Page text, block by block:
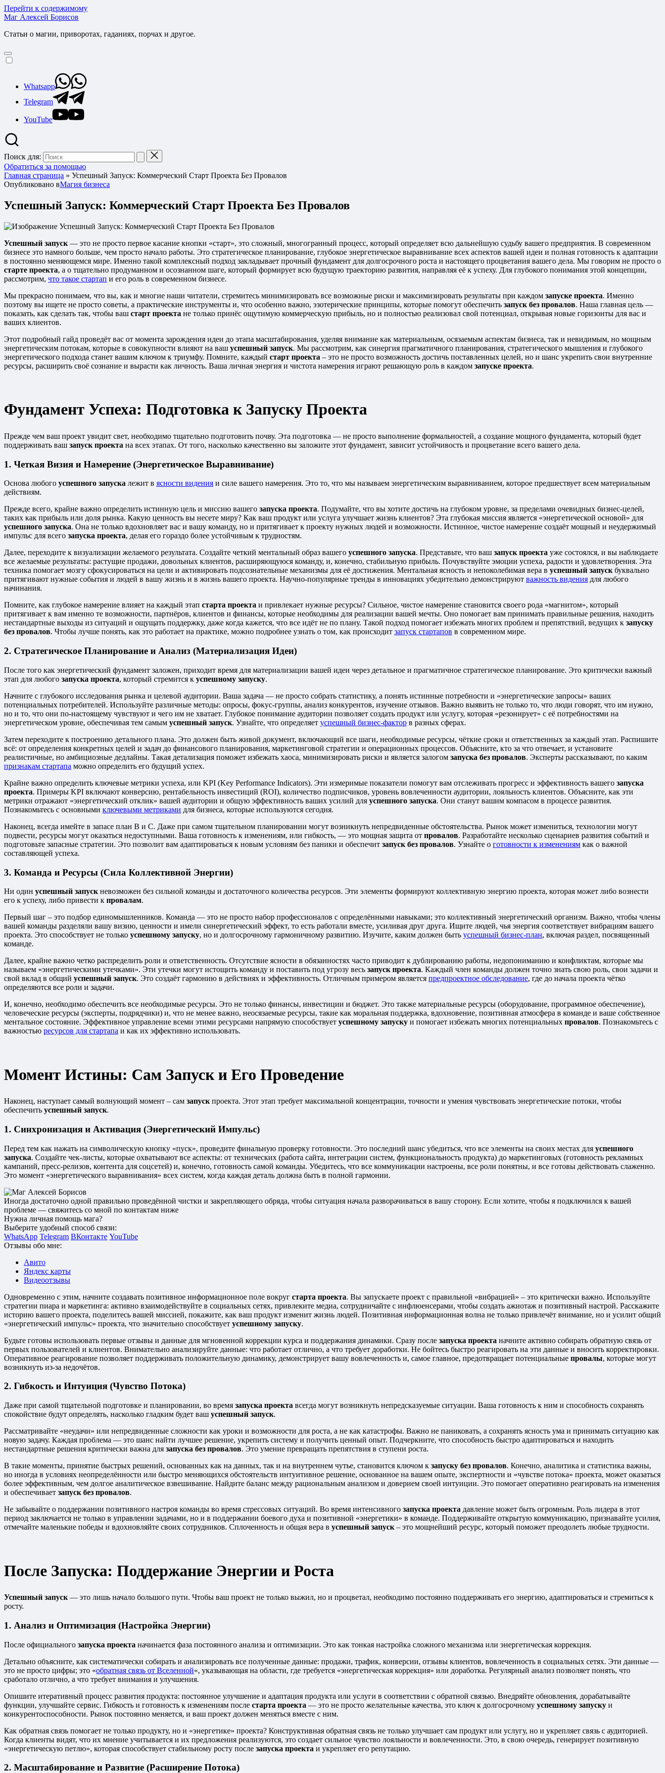
Перейти к содержимому
Маг Алексей Борисов
Статьи о магии, приворотах, гаданиях, порчах и другое.
Whatsapp
Telegram
YouTube
Поиск для:
Обратиться за помощью
Главная страница » Успешный Запуск: Коммерческий Старт Проекта Без Провалов
Опубликовано вМагия бизнеса
Успешный Запуск: Коммерческий Старт Проекта Без Провалов
Успешный запуск — это не просто первое касание кнопки «старт», это сложный, многогранный процесс, который определяет всю дальнейшую судьбу вашего предприятия. В современном
бизнесе это намного больше, чем просто начало работы. Это стратегическое планирование, глубокое энергетическое выравнивание всех аспектов вашей идеи и полная готовность к адаптации
в постоянно меняющемся мире. Именно такой комплексный подход закладывает прочный фундамент для долгосрочного роста и настоящего процветания вашего дела. Мы говорим не просто о
старте проекта, а о тщательно продуманном и осознанном шаге, который формирует всю будущую траекторию развития, направляя её к успеху. Для глубокого понимания этой концепции,
рассмотрим, что такое стартап и его роль в современном бизнесе.
Мы прекрасно понимаем, что вы, как и многие наши читатели, стремитесь минимизировать все возможные риски и максимизировать результаты при каждом запуске проекта. Именно
поэтому вы ищете не просто советы, а практические инструменты и, что особенно важно, эзотерические принципы, которые помогут обеспечить запуск без провалов. Наша главная цель —
показать, как сделать так, чтобы ваш старт проекта не только принёс ощутимую коммерческую прибыль, но и полностью реализовал свой потенциал, открывая новые горизонты для вас и
ваших клиентов.
Этот подробный гайд проведёт вас от момента зарождения идеи до этапа масштабирования, уделяя внимание как материальным, осязаемым аспектам бизнеса, так и невидимым, но мощным
энергетическим потокам, которые в совокупности влияют на ваш успешный запуск. Мы рассмотрим, как синергия прагматичного планирования, стратегического мышления и глубокого
энергетического подхода станет вашим ключом к триумфу. Помните, каждый старт проекта – это не просто возможность достичь поставленных целей, но и шанс укрепить свои внутренние
ресурсы, расширить своё сознание и вырасти как личность. Ваша личная энергия и чистота намерения играют решающую роль в каждом запуске проекта.
Фундамент Успеха: Подготовка к Запуску Проекта
Прежде чем ваш проект увидит свет, необходимо тщательно подготовить почву. Эта подготовка — не просто выполнение формальностей, а создание мощного фундамента, который будет
поддерживать ваш запуск проекта на всех этапах. От того, насколько качественно вы заложите этот фундамент, зависит устойчивость и процветание всего вашего дела.
1. Четкая Визия и Намерение (Энергетическое Выравнивание)
Основа любого успешного запуска лежит в ясности видения и силе вашего намерения. Это то, что мы называем энергетическим выравниванием, которое предшествует всем материальным
действиям.
Прежде всего, крайне важно определить истинную цель и миссию вашего запуска проекта. Подумайте, что вы хотите достичь на глубоком уровне, за пределами очевидных бизнес-целей,
таких как прибыль или доля рынка. Какую ценность вы несете миру? Как ваш продукт или услуга улучшает жизнь клиентов? Эта глубокая миссия является «энергетической основой» для
успешного запуска. Она не только вдохновляет вас и вашу команду, но и притягивает к проекту нужных людей и возможности. Истинное, чистое намерение создаёт мощный и неудержимый
импульс для всего запуска проекта, делая его гораздо более устойчивым к трудностям.
Далее, переходите к визуализации желаемого результата. Создайте четкий ментальный образ вашего успешного запуска. Представьте, что ваш запуск проекта уже состоялся, и вы наблюдаете
все желаемые результаты: растущие продажи, довольных клиентов, расширяющуюся команду, и, конечно, стабильную прибыль. Почувствуйте эмоции успеха, радости и удовлетворения. Эта
техника помогает мозгу сфокусироваться на цели и активировать подсознательные механизмы для её достижения. Ментальная ясность и непоколебимая вера в успешный запуск буквально
притягивают нужные события и людей в вашу жизнь и в жизнь вашего проекта. Научно-популярные тренды в инновациях убедительно демонстрируют важность видения для любого
начинания.
Помните, как глубокое намерение влияет на каждый этап старта проекта и привлекает нужные ресурсы? Сильное, чистое намерение становится своего рода «магнитом», который
притягивает к вам именно те возможности, партнёров, клиентов и финансы, которые необходимы для реализации вашей мечты. Оно помогает вам принимать правильные решения, находить
нестандартные выходы из ситуаций и ощущать поддержку, даже когда кажется, что все идёт не по плану. Такой подход помогает избежать многих проблем и препятствий, ведущих к запуску
без провалов. Чтобы лучше понять, как это работает на практике, можно подробнее узнать о том, как происходит запуск стартапов в современном мире.
2. Стратегическое Планирование и Анализ (Материализация Идеи)
После того как энергетический фундамент заложен, приходит время для материализации вашей идеи через детальное и прагматичное стратегическое планирование. Это критически важный
этап для любого запуска проекта, который стремится к успешному запуску.
Начните с глубокого исследования рынка и целевой аудитории. Ваша задача — не просто собрать статистику, а понять истинные потребности и «энергетические запросы» ваших
потенциальных потребителей. Используйте различные методы: опросы, фокус-группы, анализ конкурентов, изучение отзывов. Важно выявить не только то, что люди говорят, что им нужно,
но и то, что они по-настоящему чувствуют и чего им не хватает. Глубокое понимание аудитории позволяет создать продукт или услугу, которая «резонирует» с её потребностями на
энергетическом уровне, обеспечивая тем самым успешный запуск. Узнайте, что определяет успешный бизнес-фактор в разных сферах.
Затем переходите к построению детального плана. Это должен быть живой документ, включающий все шаги, необходимые ресурсы, чёткие сроки и ответственных за каждый этап. Распишите
всё: от определения конкретных целей и задач до финансового планирования, маркетинговой стратегии и операционных процессов. Объясните, кто за что отвечает, и установите
реалистичные, но амбициозные дедлайны. Такая детализация поможет избежать хаоса, минимизировать риски и является залогом запуска без провалов. Эксперты рассказывают, по каким
признакам стартапа можно определить его будущий успех.
Крайне важно определить ключевые метрики успеха, или KPI (Key Performance Indicators). Эти измеримые показатели помогут вам отслеживать прогресс и эффективность вашего запуска
проекта. Примеры KPI включают конверсию, рентабельность инвестиций (ROI), количество подписчиков, уровень вовлеченности аудитории, лояльность клиентов. Объясните, как эти
метрики отражают «энергетический отклик» вашей аудитории и общую эффективность ваших усилий для успешного запуска. Они станут вашим компасом в процессе развития.
Познакомьтесь с основными ключевыми метриками для бизнеса, которые используются сегодня.
Наконец, всегда имейте в запасе план B и C. Даже при самом тщательном планировании могут возникнуть непредвиденные обстоятельства. Рынок может измениться, технологии могут
подвести, ресурсы могут оказаться недоступными. Ваша готовность к изменениям, или гибкость, — это мощная защита от провалов. Разработайте несколько сценариев развития событий и
подготовьте запасные стратегии. Это позволит вам адаптироваться к новым условиям без паники и обеспечит запуск без провалов. Узнайте о готовности к изменениям как о важной
составляющей успеха.
3. Команда и Ресурсы (Сила Коллективной Энергии)
Ни один успешный запуск невозможен без сильной команды и достаточного количества ресурсов. Эти элементы формируют коллективную энергию проекта, которая может либо вознести
его к успеху, либо привести к провалам.
Первый шаг – это подбор единомышленников. Команда — это не просто набор профессионалов с определёнными навыками; это коллективный энергетический организм. Важно, чтобы члены
вашей команды разделяли вашу визию, ценности и имели синергетический эффект, то есть работали вместе, усиливая друг друга. Ищите людей, чья энергия соответствует вибрациям вашего
проекта. Это способствует не только успешному запуску, но и долгосрочному гармоничному развитию. Изучите, каким должен быть успешный бизнес-план, включая раздел, посвященный
команде.
Далее, крайне важно четко распределить роли и ответственность. Отсутствие ясности в обязанностях часто приводит к дублированию работы, недопониманию и конфликтам, которые мы
называем «энергетическими утечками». Эти утечки могут истощить команду и поставить под угрозу весь запуск проекта. Каждый член команды должен точно знать свою роль, свои задачи и
свой вклад в общий успешный запуск. Это создаёт гармонию в действиях и эффективность. Отличным примером является предпроектное обследование, где до начала проекта чётко
определяются все роли и задачи.
И, конечно, необходимо обеспечить все необходимые ресурсы. Это не только финансы, инвестиции и бюджет. Это также материальные ресурсы (оборудование, программное обеспечение),
человеческие ресурсы (эксперты, подрядчики) и, что не менее важно, неосязаемые ресурсы, такие как моральная поддержка, вдохновение, позитивная атмосфера в команде и ваше собственное
ментальное состояние. Эффективное управление всеми этими ресурсами напрямую способствует успешному запуску и помогает избежать многих потенциальных провалов. Познакомьтесь с
важностью ресурсов для стартапа и как их эффективно использовать.
Момент Истины: Сам Запуск и Его Проведение
Наконец, наступает самый волнующий момент – сам запуск проекта. Этот этап требует максимальной концентрации, точности и умения чувствовать энергетические потоки, чтобы
обеспечить успешный запуск.
1. Синхронизация и Активация (Энергетический Импульс)
Перед тем как нажать на символическую кнопку «пуск», проведите финальную проверку готовности. Это последний шанс убедиться, что все элементы на своих местах для успешного
запуска. Создайте чек-листы, которые охватывают все аспекты: от технических (работа сайта, интеграции систем, функциональность продукта) до маркетинговых (готовность рекламных
кампаний, пресс-релизов, контента для соцсетей) и, конечно, готовность самой команды. Убедитесь, что все коммуникации настроены, все роли понятны, и все готовы действовать слаженно.
Это момент «энергетического выравнивания» всех систем, когда каждая деталь должна быть в полной гармонии.
Иногда достаточно одной правильно проведённой чистки и закрепляющего обряда, чтобы ситуация начала разворачиваться в вашу сторону. Если хотите, чтобы я подключился к вашей
проблеме — свяжитесь со мной по контактам ниже
Нужна личная помощь мага?
Выберите удобный способ связи:
WhatsApp Telegram ВКонтакте YouTube
Отзывы обо мне:
Авито
Яндекс карты
Видеоотзывы
Одновременно с этим, начните создавать позитивное информационное поле вокруг старта проекта. Вы запускаете проект с правильной «вибрацией» – это критически важно. Используйте
стратегии пиара и маркетинга: активно взаимодействуйте в социальных сетях, привлеките медиа, сотрудничайте с инфлюенсерами, чтобы создать ажиотаж и позитивный настрой. Расскажите
историю вашего проекта, поделитесь вашей миссией, покажите, как ваш продукт изменит жизнь людей. Позитивная информационная волна не только привлечёт внимание, но и усилит общий
«энергетический импульс» проекта, что значительно способствует успешному запуску.
Будьте готовы использовать первые отзывы и данные для мгновенной коррекции курса и поддержания динамики. Сразу после запуска проекта начните активно собирать обратную связь от
первых пользователей и клиентов. Внимательно анализируйте данные: что работает отлично, а что требует доработки. Не бойтесь быстро реагировать на эти данные и вносить корректировки.
Оперативное реагирование позволяет поддерживать положительную динамику, демонстрирует вашу вовлеченность и, самое главное, предотвращает потенциальные провалы, которые могут
возникнуть из-за недочётов.
2. Гибкость и Интуиция (Чувство Потока)
Даже при самой тщательной подготовке и планировании, во время запуска проекта всегда могут возникнуть непредсказуемые ситуации. Ваша готовность к ним и способность сохранять
спокойствие будут определять, насколько гладким будет ваш успешный запуск.
Рассматривайте «неудачи» или непредвиденные сложности как уроки и возможности для роста, а не как катастрофы. Важно не паниковать, а сохранять ясность ума и принимать ситуацию как
новую задачу. Каждая проблема — это шанс найти лучшее решение, укрепить систему и получить ценный опыт. Подчеркните, что способность быстро адаптироваться и находить
нестандартные решения критически важна для запуска без провалов. Это умение превращать препятствия в ступени роста.
В такие моменты, принятие быстрых решений, основанных как на данных, так и на внутреннем чутье, становится ключом к запуску без провалов. Конечно, аналитика и статистика важны,
но иногда в условиях неопределённости или быстро меняющихся обстоятельств интуитивное решение, основанное на вашем опыте, экспертности и «чувстве потока» проекта, может оказаться
более эффективным, чем долгое аналитическое взвешивание. Найдите баланс между рациональным анализом и доверием своей интуиции. Это помогает оперативно реагировать на изменения
и обеспечивает запуск без провалов.
Не забывайте о поддержании позитивного настроя команды во время стрессовых ситуаций. Во время интенсивного запуска проекта давление может быть огромным. Роль лидера в этот
период заключается не только в управлении задачами, но и в поддержании боевого духа и позитивной «энергетики» в команде. Поддерживайте открытую коммуникацию, признавайте усилия,
отмечайте маленькие победы и вдохновляйте своих сотрудников. Сплоченность и общая вера в успешный запуск – это мощнейший ресурс, который поможет преодолеть любые трудности.
После Запуска: Поддержание Энергии и Роста
Успешный запуск — это лишь начало большого пути. Чтобы ваш проект не только выжил, но и процветал, необходимо постоянно поддерживать его энергию, адаптироваться и стремиться к
росту.
1. Анализ и Оптимизация (Настройка Энергии)
После официального запуска проекта начинается фаза постоянного анализа и оптимизации. Это как тонкая настройка сложного механизма или энергетическая коррекция.
Детально объясните, как систематически собирать и анализировать все полученные данные: продажи, трафик, конверсии, отзывы клиентов, вовлеченность в социальных сетях. Эти данные —
это не просто цифры; это «обратная связь от Вселенной«, указывающая на области, где требуется «энергетическая коррекция» или доработка. Регулярный анализ позволяет понять, что
сработало отлично, а что требует внимания и улучшения.
Опишите итеративный процесс развития продукта: постоянное улучшение и адаптация продукта или услуги в соответствии с обратной связью. Внедряйте обновления, дорабатывайте
функции, улучшайте сервис. Гибкость и готовность к изменениям после старта проекта — это не просто желательные качества, это ключ к долгосрочному успешному запуску и
конкурентоспособности. Рынок постоянно меняется, и ваш проект должен меняться вместе с ним.
Как обратная связь помогает не только продукту, но и «энергетике» проекта? Конструктивная обратная связь не только улучшает сам продукт или услугу, но и укрепляет связь с аудиторией.
Когда клиенты видят, что их мнение учитывается и их предложения реализуются, это создает сильное чувство лояльности и вовлеченности. Это, в свою очередь, генерирует позитивную
«энергетическую петлю», которая способствует стабильному росту после запуска проекта и укрепляет его репутацию.
2. Масштабирование и Развитие (Расширение Потока)